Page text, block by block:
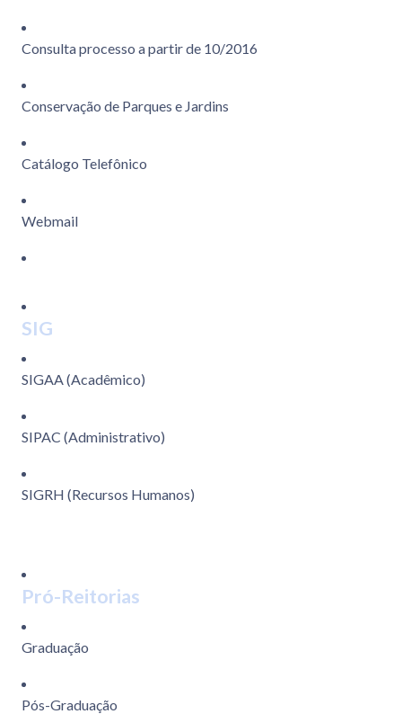
Consulta processo a partir de 10/2016
Conservação de Parques e Jardins
Catálogo Telefônico
Webmail
SIG
SIGAA (Acadêmico)
SIPAC (Administrativo)
SIGRH (Recursos Humanos)
Pró-Reitorias
Graduação
Pós-Graduação